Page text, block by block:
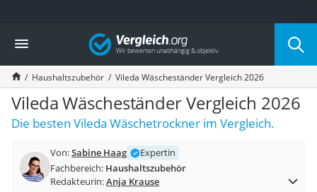
Die beliebtesten Vergleiche nach Kategorie
Haushalt
Wassersprudler
Zentralstaubsauger
Brotbackautomat
Wischroboter
Wäschespinne
Spülmaschinentabs
Akku-Staubsauger
Vergleich
Haushaltszubehör Vileda Wäscheständer Vergleich 2026
Vileda Wäscheständer Vergleich 2026
Die besten Vileda Wäschetrockner im Vergleich.
Von:Sabine Haag
Expertin
Fachbereich: Haushaltszubehör
Redakteurin:Anja Krause